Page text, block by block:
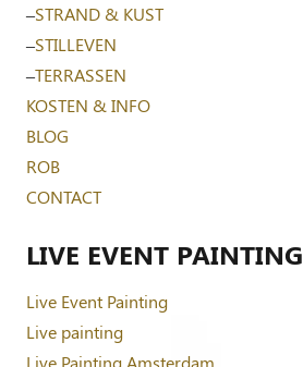
–STRAND & KUST
–STILLEVEN
–TERRASSEN
KOSTEN & INFO
BLOG
ROB
CONTACT
LIVE EVENT PAINTING
Live Event Painting
Live painting
Live Painting Amsterdam